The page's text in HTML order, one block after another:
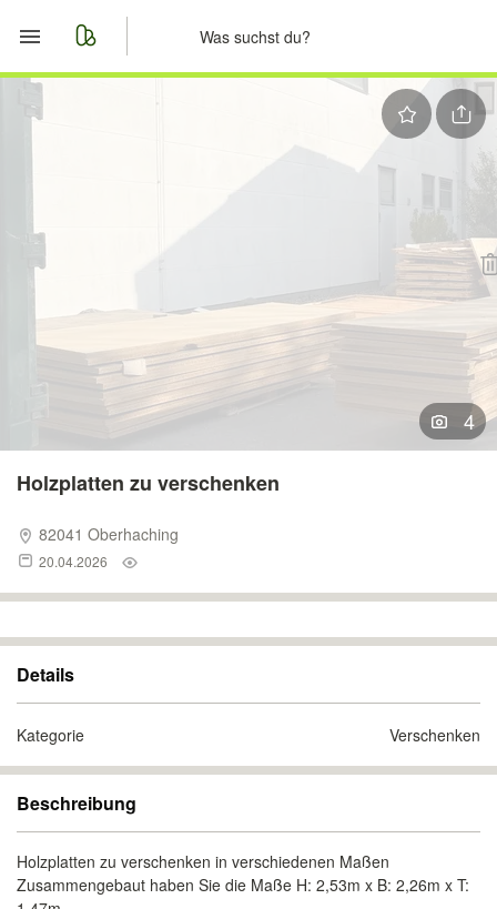
Anzeige aufgeben
4
Holzplatten zu verschenken
82041 Oberhaching
20.04.2026
Details
Kategorie Verschenken
Beschreibung
Holzplatten zu verschenken in verschiedenen Maßen
Zusammengebaut haben Sie die Maße H: 2,53m x B: 2,26m x T: